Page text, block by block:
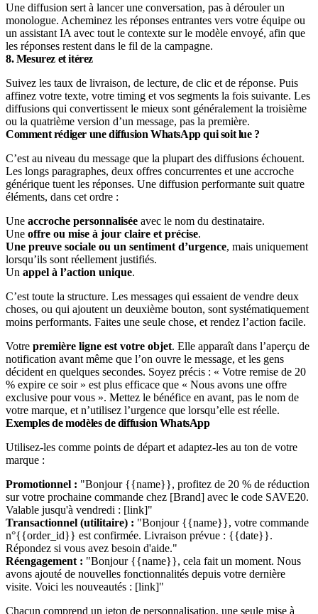
Une diffusion sert à lancer une conversation, pas à dérouler un
monologue. Acheminez les réponses entrantes vers votre équipe ou
un assistant IA avec tout le contexte sur le modèle envoyé, afin que
les réponses restent dans le fil de la campagne.
8. Mesurez et itérez
Suivez les taux de livraison, de lecture, de clic et de réponse. Puis
affinez votre texte, votre timing et vos segments la fois suivante. Les
diffusions qui convertissent le mieux sont généralement la troisième
ou la quatrième version d’un message, pas la première.
Comment rédiger une diffusion WhatsApp qui soit lue ?
C’est au niveau du message que la plupart des diffusions échouent.
Les longs paragraphes, deux offres concurrentes et une accroche
générique tuent les réponses. Une diffusion performante suit quatre
éléments, dans cet ordre :
Une accroche personnalisée avec le nom du destinataire.
Une offre ou mise à jour claire et précise.
Une preuve sociale ou un sentiment d’urgence, mais uniquement
lorsqu’ils sont réellement justifiés.
Un appel à l’action unique.
C’est toute la structure. Les messages qui essaient de vendre deux
choses, ou qui ajoutent un deuxième bouton, sont systématiquement
moins performants. Faites une seule chose, et rendez l’action facile.
Votre première ligne est votre objet. Elle apparaît dans l’aperçu de
notification avant même que l’on ouvre le message, et les gens
décident en quelques secondes. Soyez précis : « Votre remise de 20
% expire ce soir » est plus efficace que « Nous avons une offre
exclusive pour vous ». Mettez le bénéfice en avant, pas le nom de
votre marque, et n’utilisez l’urgence que lorsqu’elle est réelle.
Exemples de modèles de diffusion WhatsApp
Utilisez-les comme points de départ et adaptez-les au ton de votre
marque :
Promotionnel : "Bonjour {{name}}, profitez de 20 % de réduction
sur votre prochaine commande chez [Brand] avec le code SAVE20.
Valable jusqu'à vendredi : [link]"
Transactionnel (utilitaire) : "Bonjour {{name}}, votre commande
n°{{order_id}} est confirmée. Livraison prévue : {{date}}.
Répondez si vous avez besoin d'aide."
Réengagement : "Bonjour {{name}}, cela fait un moment. Nous
avons ajouté de nouvelles fonctionnalités depuis votre dernière
visite. Voici les nouveautés : [link]"
Chacun comprend un jeton de personnalisation, une seule mise à